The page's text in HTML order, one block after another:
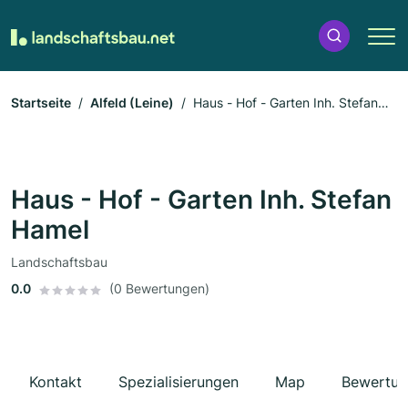
Startseite Alfeld (Leine)
Haus - Hof - Garten Inh. Stefan
Haus - Hof - Garten Inh. Stefan
Hamel
Landschaftsbau
0.0
(0 Bewertungen)
Kontakt Spezialisierungen Map